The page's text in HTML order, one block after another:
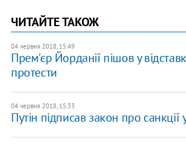
ЧИТАЙТЕ ТАКОЖ
04 червня 2018, 15:49
Прем'єр Йорданії пішов у
протести
04 червня 2018, 15:33
Путін підписав закон про санкції